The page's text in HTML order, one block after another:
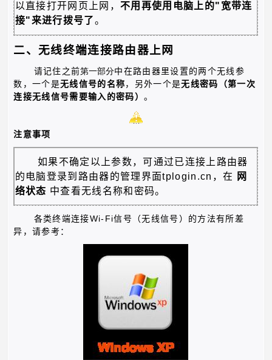
以直接打开网页上网，不用再使用电脑上的" 宽带连
接" 来进行拨号了。
二、无线终端连接路由器上网
请记住之前第一部分中在路由器里设置的两个无线参
数，一个是无线信号的名称 ，另外一个是无线密码（第一次
连接无线信号需要输入的密码） 。
注意事项
如果不确定以上参数，可通过已连接上路由器
的电脑登录到路由器的管理界面tplogin.cn ，在
网
络状态 中查看无线名称和密码。
各类终端连接Wi-Fi信号（无线信号）的方法有所差
异，请参考：